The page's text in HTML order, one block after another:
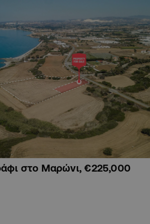
στο Μαρώνι, €225,000